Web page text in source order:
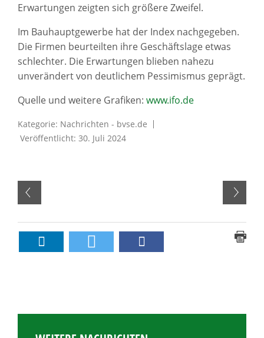
Erwartungen zeigten sich größere Zweifel.
Im Bauhauptgewerbe hat der Index nachgegeben.
Die Firmen beurteilten ihre Geschäftslage etwas
schlechter. Die Erwartungen blieben nahezu
unverändert von deutlichem Pessimismus geprägt.
Quelle und weitere Grafiken: www.ifo.de
Kategorie: Nachrichten - bvse.de
Veröffentlicht: 30. Juli 2024